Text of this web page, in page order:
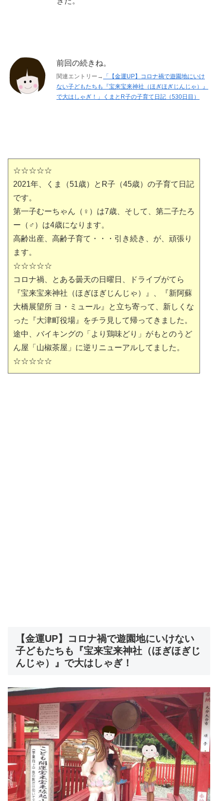
前回の続きね。
関連エントリー→
「【金運UP】コロナ禍で遊園地にいけ
ない子どもたちも『宝来宝来神社（ほぎほぎじんじゃ）』
で大はしゃぎ！」くまとR子の子育て日記（530日目）
☆☆☆☆☆
2021年、くま（51歳）とR子（45歳）の子育て日記
です。
第一子むーちゃん（♀）は7歳、そして、第二子たろ
ー（♂）は4歳になります。
高齢出産、高齢子育て・・・引き続き、が、頑張り
ます。
☆☆☆☆☆
コロナ禍、とある曇天の日曜日、ドライブがてら
『宝来宝来神社（ほぎほぎじんじゃ）』、『新阿蘇
大橋展望所 ヨ・ミュール』と立ち寄って、新しくな
った『大津町役場』をチラ見して帰ってきました。
途中、バイキングの「より鶏味どり」がもとのうど
ん屋「山椒茶屋」に逆リニューアルしてました。
☆☆☆☆☆
【金運UP】コロナ禍で遊園地にいけない
子どもたちも『宝来宝来神社（ほぎほぎじ
んじゃ）』で大はしゃぎ！